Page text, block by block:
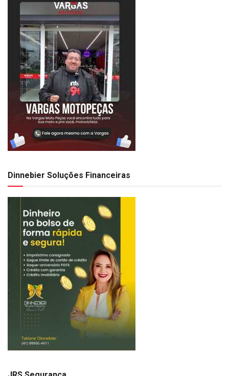
Dinnebier Soluções Financeiras